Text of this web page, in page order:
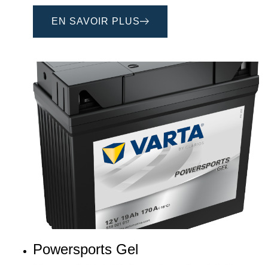
EN SAVOIR PLUS
Powersports Gel